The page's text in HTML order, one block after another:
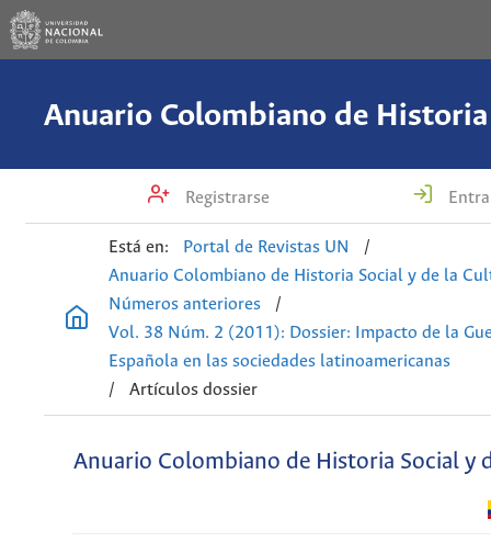
Registrarse
Está en: Portal de Revistas UN
/
Anuario Colombiano de Historia Social y de la
Números anteriores
/
Vol. 38 Núm. 2 (2011): Dossier: Impacto de la
Española en las sociedades latinoamericanas
/
Artículos dossier
Anuario Colombiano de Historia Social y